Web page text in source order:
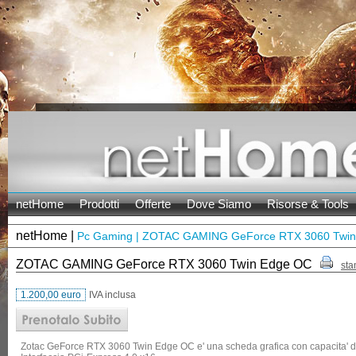
netHome Prodotti Offerte Dove Siamo Risorse & Tools
netHome | Pc Gaming | ZOTAC GAMING GeForce RTX 3060
ZOTAC GAMING GeForce RTX 3060 Twin Edge OC
1.200,00 euro IVA inclusa
Zotac GeForce RTX 3060 Twin Edge OC e' una scheda grafica con capacita'